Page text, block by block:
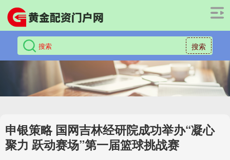
搜索
申银策略 国网吉林经研院成功举办“凝心
聚力 跃动赛场”第一届篮球挑战赛